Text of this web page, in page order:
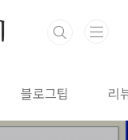
블로그팁 리